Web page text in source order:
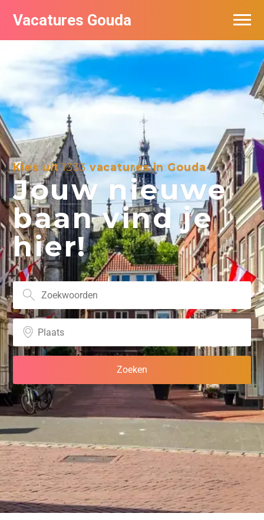
Vacatures Gouda
Kies uit1333vacatures in Gouda
Jouw nieuwe
baan vind je
hier!
Vacatures per bedrijf in Gouda
De populairste vacatures in Gouda